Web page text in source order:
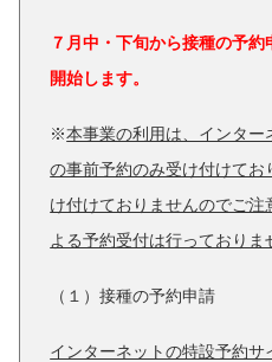
７月中・下旬から接種の予
開始します。
※本事業の利用は、インタ
の事前予約のみ受け付けてお
け付けておりませんのでご注
よる予約受付は行っておりま
（１）接種の予約申請
インターネットの特設予約サ